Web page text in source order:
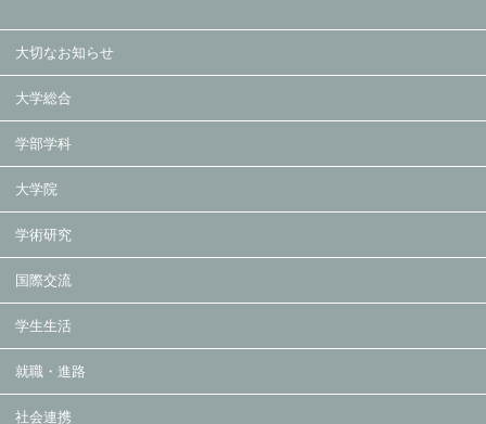
大切なお知らせ
大学総合
学部学科
大学院
学術研究
国際交流
学生生活
就職・進路
社会連携